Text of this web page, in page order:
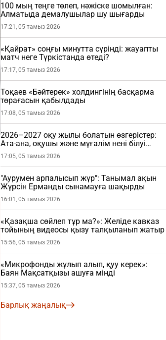
100 мың теңге төлеп, нәжіске шомылған:
Алматыда демалушылар шу шығарды
17:21, 05 тамыз 2026
«Қайрат» соңғы минутта сүрінді: жауапты
матч неге Түркістанда өтеді?
17:17, 05 тамыз 2026
Тоқаев «Бәйтерек» холдингінің басқарма
төрағасын қабылдады
17:08, 05 тамыз 2026
2026–2027 оқу жылы болатын өзгерістер:
Ата-ана, оқушы және мұғалім нені білуі
керек?
17:05, 05 тамыз 2026
"Аурумен арпалысып жүр": Танымал ақын
Жүрсін Ерманды сынамауға шақырды
16:01, 05 тамыз 2026
«Қазақша сөйлеп тұр ма?»: Желіде кавказ
тойының видеосы қызу талқыланып жатыр
15:56, 05 тамыз 2026
«Микрофонды жұлып алып, қуу керек»:
Баян Мақсатқызы ашуға мінді
15:37, 05 тамыз 2026
Барлық жаңалық